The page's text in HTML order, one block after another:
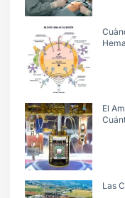
El
Las